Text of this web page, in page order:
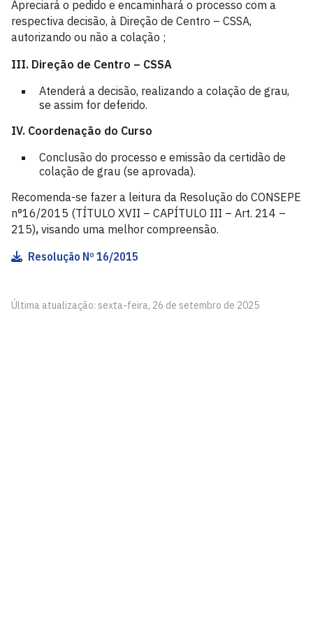
Apreciará o pedido e encaminhará o processo com a
respectiva decisão, à Direção de Centro – CSSA,
autorizando ou não a colação ;
III. Direção de Centro – CSSA
Atenderá a decisão, realizando a colação de grau,
se assim for deferido.
IV. Coordenação do Curso
Conclusão do processo e emissão da certidão de
colação de grau (se aprovada).
Recomenda-se fazer a leitura da Resolução do CONSEPE
n°16/2015 (TÍTULO XVII – CAPÍTULO III – Art. 214 –
215), visando uma melhor compreensão.
Resolução Nº 16/2015
Última atualização: sexta-feira, 26 de setembro de 2025